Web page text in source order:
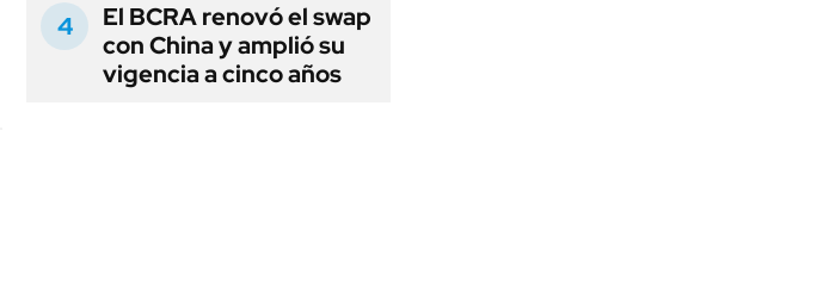
El BCRA renovó el swap
con China y amplió su
vigencia a cinco años